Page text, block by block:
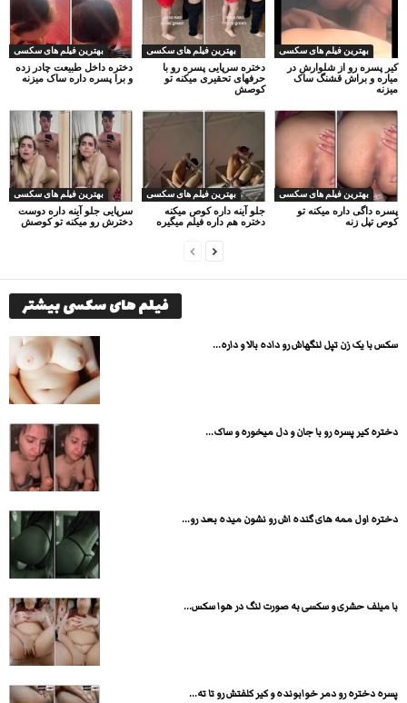
بهترین فیلم های سکسی
دختره داخل طبیعت چادر زده
و برا پسره داره ساک میزنه
بهترین فیلم های سکسی
دختره سرپایی پسره رو با
حرفهای تحقیری میکنه تو
کوصش
بهترین فیلم های سکسی
کیر پسره رو از شلوارش در
میاره و براش قشنگ ساک
میزنه
بهترین فیلم های سکسی
سرپایی جلو آینه داره دوست
دخترش رو میکنه تو کوصش
بهترین فیلم های سکسی
جلو آینه داره کوص میکنه
دختره هم داره فیلم میگیره
بهترین فیلم های سکسی
پسره داگی داره میکنه تو
کوص تپل زنه
فیلم های سکسی بیشتر
سکس با یک زن تپل لنگهاش رو داده بالا و داره...
دختره کیر پسره رو با جان و دل میخوره و ساک...
دختره اول ممه های گنده اش رو نشون میده بعد رو...
با میلف حشری و سکسی به صورت لنگ در هوا سکس...
پسره دختره رو دمر خوابونده و کیر کلفتش رو تا ته...